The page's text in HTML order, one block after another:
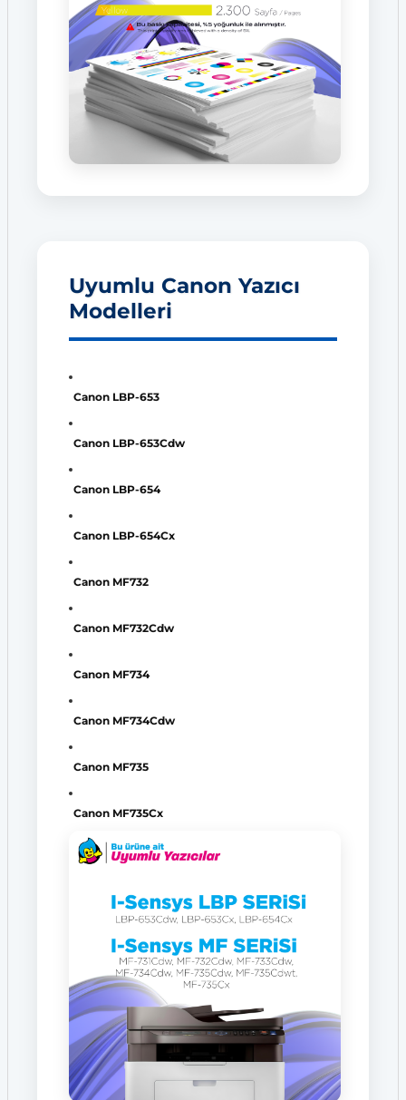
Uyumlu Canon Yazıcı
Modelleri
Canon LBP-653
Canon LBP-653Cdw
Canon LBP-654
Canon LBP-654Cx
Canon MF732
Canon MF732Cdw
Canon MF734
Canon MF734Cdw
Canon MF735
Canon MF735Cx